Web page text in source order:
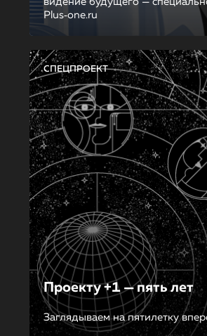
Plus‑one.ru
СПЕЦПРОЕКТ
Проекту +1 — пять лет
Заглядываем на пятилетку